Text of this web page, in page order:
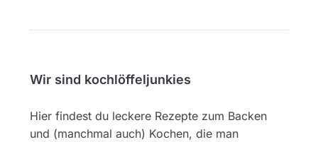
Wir sind kochlöffeljunkies
Hier findest du leckere Rezepte zum Backen
und (manchmal auch) Kochen, die man